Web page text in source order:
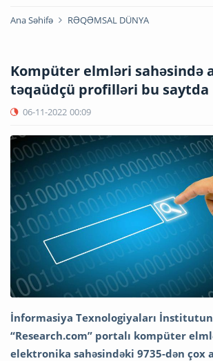
Ana Səhifə RƏQƏMSAL DÜNYA
Kompüter elmləri sahəsində
təqaüdçü profilləri bu saytda
06-11-2022 00:09
İnformasiya Texnologiyaları
“Research.com” portalı kompüter
elektronika sahəsindəki 9735-dən çox